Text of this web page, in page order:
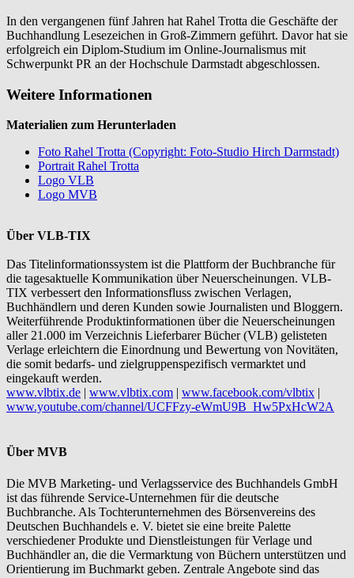
In den vergangenen fünf Jahren hat Rahel Trotta die Geschäfte der
Buchhandlung Lesezeichen in Groß-Zimmern geführt. Davor hat sie
erfolgreich ein Diplom-Studium im Online-Journalismus mit
Schwerpunkt PR an der Hochschule Darmstadt abgeschlossen.
Weitere Informationen
Materialien zum Herunterladen
Foto Rahel Trotta (Copyright: Foto-Studio Hirch Darmstadt)
Portrait Rahel Trotta
Logo VLB
Logo MVB
Über VLB-TIX
Das Titelinformationssystem ist die Plattform der Buchbranche für
die tagesaktuelle Kommunikation über Neuerscheinungen. VLB-
TIX verbessert den Informationsfluss zwischen Verlagen,
Buchhändlern und deren Kunden sowie Journalisten und Bloggern.
Weiterführende Produktinformationen über die Neuerscheinungen
aller 21.000 im Verzeichnis Lieferbarer Bücher (VLB) gelisteten
Verlage erleichtern die Einordnung und Bewertung von Novitäten,
die somit bedarfs- und zielgruppenspezifisch vermarktet und
eingekauft werden.
www.vlbtix.de | www.vlbtix.com | www.facebook.com/vlbtix |
www.youtube.com/channel/UCFFzy-eWmU9B_Hw5PxHcW2A
Über MVB
Die MVB Marketing- und Verlagsservice des Buchhandels GmbH
ist das führende Service-Unternehmen für die deutsche
Buchbranche. Als Tochterunternehmen des Börsenvereins des
Deutschen Buchhandels e. V. bietet sie eine breite Palette
verschiedener Produkte und Dienstleistungen für Verlage und
Buchhändler an, die die Vermarktung von Büchern unterstützen und
Orientierung im Buchmarkt geben. Zentrale Angebote sind das